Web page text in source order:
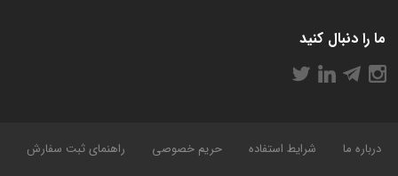
درباره ما شرایط استفاده حریم خصوصی راهنمای ثبت سفارش
ما را دنبال کنید